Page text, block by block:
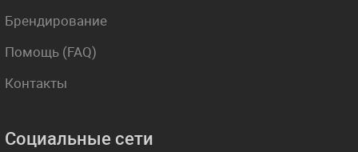
Брендирование
Помощь (FAQ)
Контакты
Социальные сети